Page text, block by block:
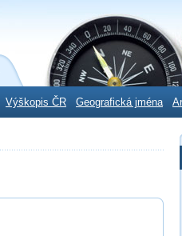
Výškopis ČR Geografická jména